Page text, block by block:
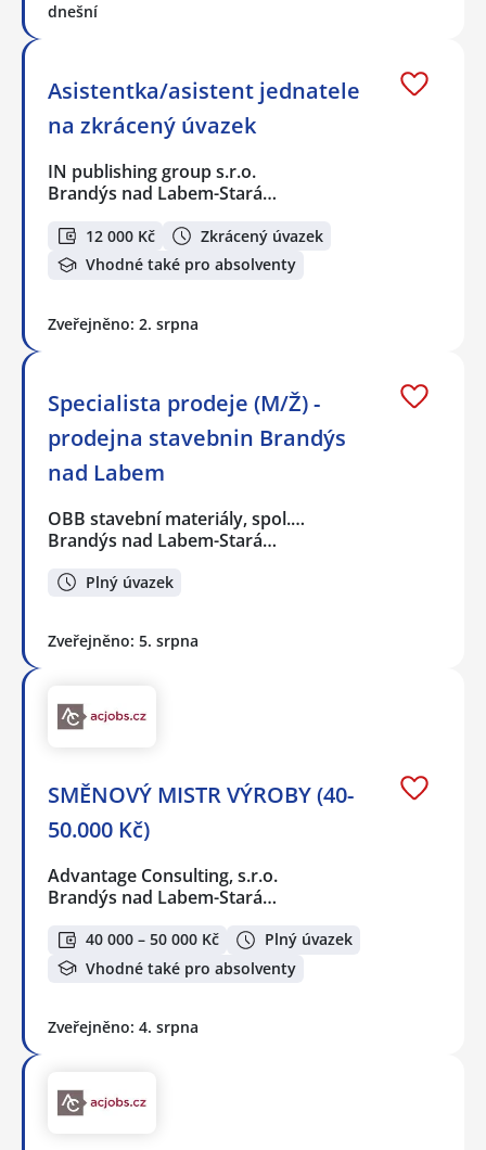
dnešní
Asistentka/asistent jednatele
na zkrácený úvazek
IN publishing group s.r.o.
Brandýs nad Labem-Stará…
12 000 Kč
Zkrácený úvazek
Vhodné také pro absolventy
Zveřejněno: 2. srpna
Specialista prodeje (M/Ž) -
prodejna stavebnin Brandýs
nad Labem
OBB stavební materiály, spol.…
Brandýs nad Labem-Stará…
Plný úvazek
Zveřejněno: 5. srpna
SMĚNOVÝ MISTR VÝROBY (40-
50.000 Kč)
Advantage Consulting, s.r.o.
Brandýs nad Labem-Stará…
40 000 – 50 000 Kč
Plný úvazek
Vhodné také pro absolventy
Zveřejněno: 4. srpna